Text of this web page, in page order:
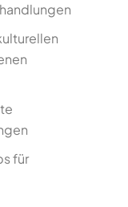
für